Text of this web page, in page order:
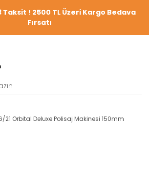
Taksit ! 2500 TL Üzeri Kargo Bedava
Fırsatı